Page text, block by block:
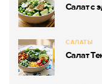
Салат с
САЛАТЫ
Салат